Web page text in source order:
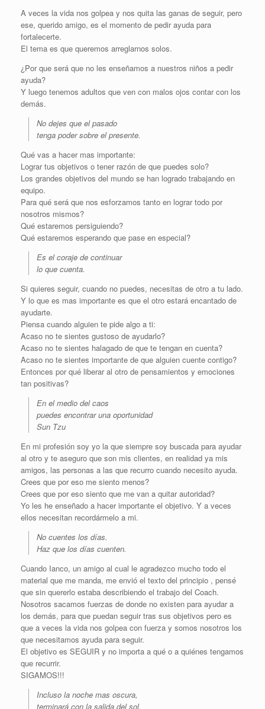
A veces la vida nos golpea y nos quita las ganas de seguir, pero
ese, querido amigo, es el momento de pedir ayuda para
fortalecerte.
El tema es que queremos arreglarnos solos.
¿Por que será que no les enseñamos a nuestros niños a pedir
ayuda?
Y luego tenemos adultos que ven con malos ojos contar con los
demás.
No dejes que el pasado
tenga poder sobre el presente.
Qué vas a hacer mas importante:
Lograr tus objetivos o tener razón de que puedes solo?
Los grandes objetivos del mundo se han logrado trabajando en
equipo.
Para qué será que nos esforzamos tanto en lograr todo por
nosotros mismos?
Qué estaremos persiguiendo?
Qué estaremos esperando que pase en especial?
Es el coraje de continuar
lo que cuenta.
Si quieres seguir, cuando no puedes, necesitas de otro a tu lado.
Y lo que es mas importante es que el otro estará encantado de
ayudarte.
Piensa cuando alguien te pide algo a ti:
Acaso no te sientes gustoso de ayudarlo?
Acaso no te sientes halagado de que te tengan en cuenta?
Acaso no te sientes importante de que alguien cuente contigo?
Entonces por qué liberar al otro de pensamientos y emociones
tan positivas?
En el medio del caos
puedes encontrar una oportunidad
Sun Tzu
En mi profesión soy yo la que siempre soy buscada para ayudar
al otro y te aseguro que son mis clientes, en realidad ya mis
amigos, las personas a las que recurro cuando necesito ayuda.
Crees que por eso me siento menos?
Crees que por eso siento que me van a quitar autoridad?
Yo les he enseñado a hacer importante el objetivo. Y a veces
ellos necesitan recordármelo a mi.
No cuentes los días.
Haz que los días cuenten.
Cuando Ianco, un amigo al cual le agradezco mucho todo el
material que me manda, me envió el texto del principio , pensé
que sin quererlo estaba describiendo el trabajo del Coach.
Nosotros sacamos fuerzas de donde no existen para ayudar a
los demás, para que puedan seguir tras sus objetivos pero es
que a veces la vida nos golpea con fuerza y somos nosotros los
que necesitamos ayuda para seguir.
El objetivo es SEGUIR y no importa a qué o a quiénes tengamos
que recurrir.
SIGAMOS!!!
Incluso la noche mas oscura,
terminará con la salida del sol.